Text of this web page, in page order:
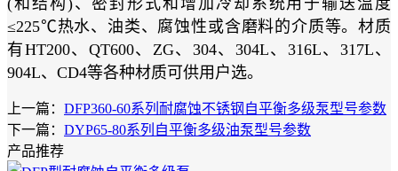
(和结构)、密封形式和增加冷却系统用于输送温度
≤225℃热水、油类、腐蚀性或含磨料的介质等。材质
有HT200、QT600、ZG、304、304L、316L、317L、
904L、CD4等各种材质可供用户选。
上一篇： DFP360-60系列耐腐蚀不锈钢自平衡多级泵型号参数
下一篇： DYP65-80系列自平衡多级油泵型号参数
产品推荐